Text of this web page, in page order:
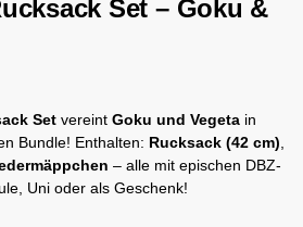
Set – Goku &
Set vereint Goku und Vegeta in
Bundle! Enthalten: Rucksack (42 cm)
– alle mit epischen DBZ-
Uni oder als Geschenk!